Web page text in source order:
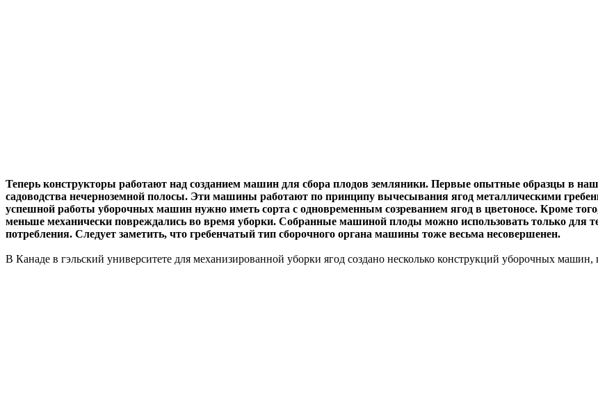
Теперь конструкторы работают над созданием машин для сбора плодов земляники. Первые опытные образцы в
садоводства нечерноземной полосы. Эти машины работают по принципу вычесывания ягод металлическими
успешной работы уборочных машин нужно иметь сорта с одновременным созреванием ягод в цветоносе. Кроме
меньше механически повреждались во время уборки. Собранные машиной плоды можно использовать только для
потребления. Следует заметить, что гребенчатый тип сборочного органа машины тоже весьма несовершенен.
В Канаде в гэльский университете для механизированной уборки ягод создано несколько конструкций уборочных